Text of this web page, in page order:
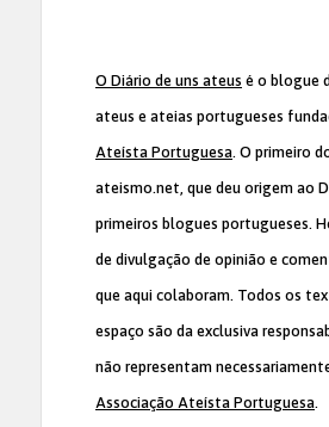
O Diário de uns ateus é o blogue
ateus e ateias portugueses
Ateísta Portuguesa. O primeiro
ateismo.net, que deu origem ao
primeiros blogues portugueses.
de divulgação de opinião e
que aqui colaboram. Todos os
espaço são da exclusiva
não representam
Associação Ateísta Portuguesa.